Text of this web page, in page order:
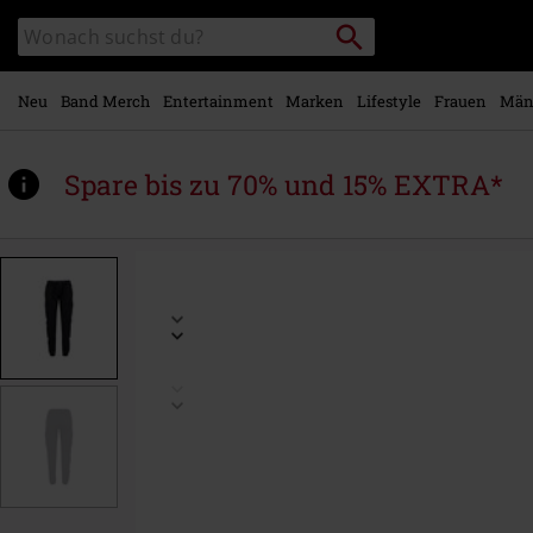
Hauptinhalt
springen
Katalog
durchsuchen
Packstation
suchen
Neu Band Merch Entertainment Marken Lifestyle Frauen
Spare bis zu 70% und 15% EXTRA*
www.emp.at/p/melina-
582194.html